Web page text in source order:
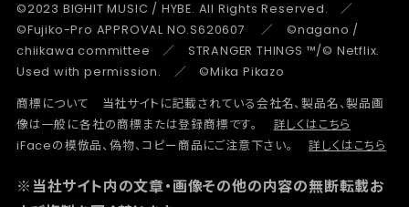
©2023 BIGHIT MUSIC / HYBE. All Rights Reserved. ／
©Fujiko-Pro APPROVAL NO.S620607 ／ ©nagano /
chiikawa committee ／ STRANGER THINGS ™/© Netflix.
Used with permission. ／ ©Mika Pikazo
商標について 当社サイトに記載されている会社名、製品名、製品画
像は一般に各社の商標または登録商標です。
詳しくはこちら
iFaceの模倣品、偽物、コピー商品にご注意下さい。
詳しくはこちら
※当社サイト内の文章・画像その他の内容の無断転載お